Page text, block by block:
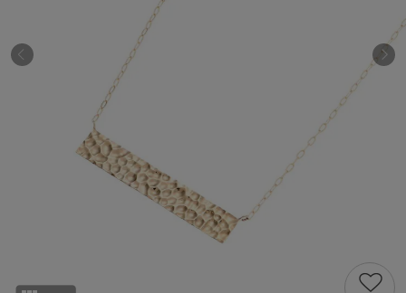
ABOUT
AFTERCARE & REPAIRS
SUSTAINABLE
EMAIL NEWSLETTER